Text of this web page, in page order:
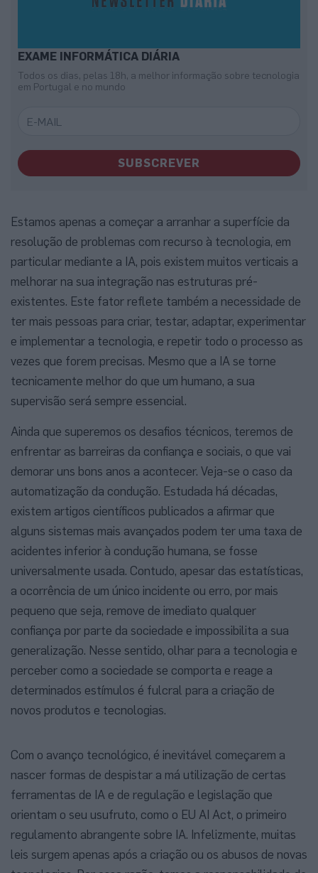
EXAME INFORMÁTICA DIÁRIA
Todos os dias, pelas 18h, a melhor informação sobre tecnologia
em Portugal e no mundo
SUBSCREVER
Estamos apenas a começar a arranhar a superfície da
resolução de problemas com recurso à tecnologia, em
particular mediante a IA, pois existem muitos verticais a
melhorar na sua integração nas estruturas pré-
existentes. Este fator reflete também a necessidade de
ter mais pessoas para criar, testar, adaptar, experimentar
e implementar a tecnologia, e repetir todo o processo as
vezes que forem precisas. Mesmo que a IA se torne
tecnicamente melhor do que um humano, a sua
supervisão será sempre essencial.
Ainda que superemos os desafios técnicos, teremos de
enfrentar as barreiras da confiança e sociais, o que vai
demorar uns bons anos a acontecer. Veja-se o caso da
automatização da condução. Estudada há décadas,
existem artigos científicos publicados a afirmar que
alguns sistemas mais avançados podem ter uma taxa de
acidentes inferior à condução humana, se fosse
universalmente usada. Contudo, apesar das estatísticas,
a ocorrência de um único incidente ou erro, por mais
pequeno que seja, remove de imediato qualquer
confiança por parte da sociedade e impossibilita a sua
generalização. Nesse sentido, olhar para a tecnologia e
perceber como a sociedade se comporta e reage a
determinados estímulos é fulcral para a criação de
novos produtos e tecnologias.
Com o avanço tecnológico, é inevitável começarem a
nascer formas de despistar a má utilização de certas
ferramentas de IA e de regulação e legislação que
orientam o seu usufruto, como o EU AI Act, o primeiro
regulamento abrangente sobre IA. Infelizmente, muitas
leis surgem apenas após a criação ou os abusos de novas